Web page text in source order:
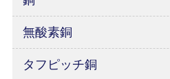
無酸素銅
タフピッチ銅